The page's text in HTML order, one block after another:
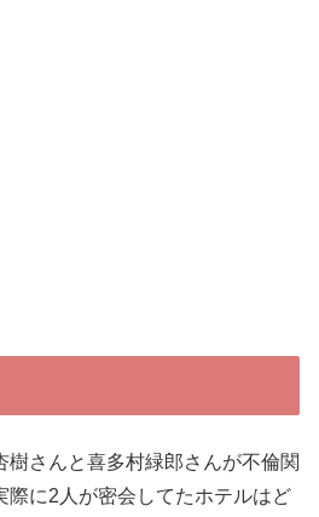
樹さんと喜多村緑郎さんが不倫関
際に2人が密会してたホテルはど